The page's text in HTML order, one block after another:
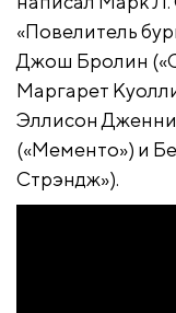
«Повелитель
Джош Бролин
Маргарет
Эллисон Дженни
(«Мементо») и
Стрэндж»).